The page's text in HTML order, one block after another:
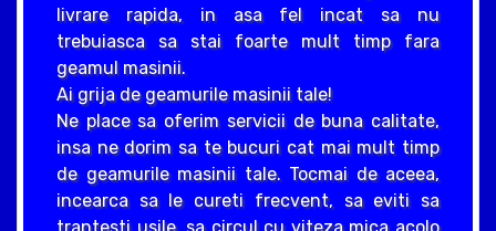
livrare rapida, in asa fel incat sa nu
trebuiasca sa stai foarte mult timp fara
geamul masinii.
Ai grija de geamurile masinii tale!
Ne place sa oferim servicii de buna calitate,
insa ne dorim sa te bucuri cat mai mult timp
de geamurile masinii tale. Tocmai de aceea,
incearca sa le cureti frecvent, sa eviti sa